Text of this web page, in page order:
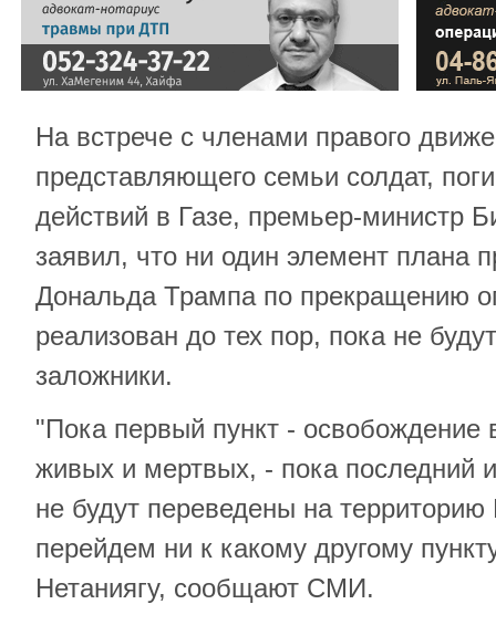
На встрече с членами правого
представляющего семьи солдат,
действий в Газе, премьер-министр
заявил, что ни один элемент плана
Дональда Трампа по прекращению
реализован до тех пор, пока не
заложники.
"Пока первый пункт - освобождение
живых и мертвых, - пока последний
не будут переведены на
перейдем ни к какому другому
Нетаниягу, сообщают СМИ.